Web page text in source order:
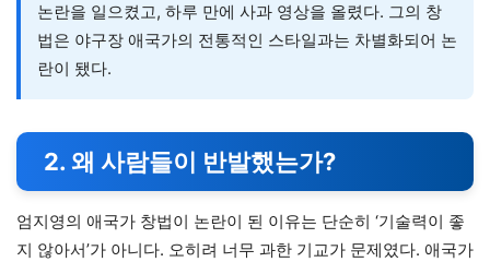
논란을 일으켰고, 하루 만에 사과 영상을 올렸다. 그의 창
법은 야구장 애국가의 전통적인 스타일과는 차별화되어 논
란이 됐다.
2. 왜 사람들이 반발했는가?
엄지영의 애국가 창법이 논란이 된 이유는 단순히 ‘기술력이 좋
지 않아서’가 아니다. 오히려 너무 과한 기교가 문제였다. 애국가